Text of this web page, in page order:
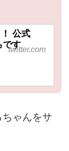
公式
です
twitter.com
ゃんをサ